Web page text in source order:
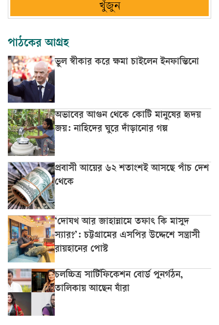
খুঁজুন
পাঠকের আগ্রহ
ভুল স্বীকার করে ক্ষমা চাইলেন ইনফান্তিনো
অভাবের আগুন থেকে কোটি মানুষের হৃদয়
জয়: নাহিদের ঘুরে দাঁড়ানোর গল্প
প্রবাসী আয়ের ৬২ শতাংশই আসছে পাঁচ দেশ
থেকে
‘দোযখ আর জাহান্নামে তফাৎ কি মাসুদ
স্যার?’: চট্টগ্রামের এসপির উদ্দেশে সন্ত্রাসী
রায়হানের পোস্ট
চলচ্চিত্র সার্টিফিকেশন বোর্ড পুনর্গঠন,
তালিকায় আছেন যাঁরা